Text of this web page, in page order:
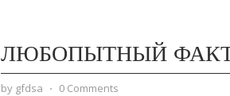
ЛЮБОПЫТНЫЙ
by gfdsa ⋅ 0 Comments